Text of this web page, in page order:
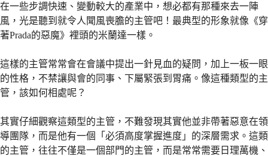
在一些步調快速、變動較大的產業中，想必都有那種來去一陣
風，光是聽到就令人聞風喪膽的主管吧！最典型的形象就像《穿
著Prada的惡魔》裡頭的米蘭達一樣。
這樣的主管常常會在會議中提出一針見血的疑問，加上一板一眼
的性格，不禁讓與會的同事、下屬緊張到胃痛。像這種類型的主
管，該如何相處呢？
其實仔細觀察這類型的主管，不難發現其實他並非帶著惡意在領
導團隊，而是他有一個「必須高度掌握進度」的深層需求。這類
的主管，往往不僅是一個部門的主管，而是常常需要日理萬機、